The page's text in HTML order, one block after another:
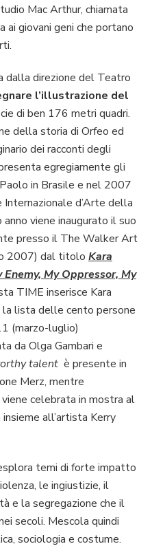
Mac Arthur, chiamata
ai giovani geni che portano
dalla direzione del Teatro
l’illustrazione del
di ben 176 metri quadri.
della storia di Orfeo ed
dei racconti degli
egregiamente gli
in Brasile e nel 2007
d’Arte della
viene inaugurato il suo
presso il The Walker Art
2007) dal titolo Kara
My Oppressor, My
TIME inserisce Kara
lista delle cento persone
(marzo-luglio)
da Olga Gambari e
talent è presente in
Merz, mentre
celebrata in mostra al
all’artista Kerry
temi di forte impatto
le ingiustizie, il
e la segregazione che il
secoli. Mescola quindi
sociologia e costume.